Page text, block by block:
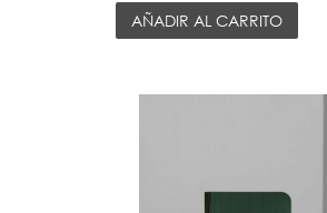
AÑADIR AL CARRITO